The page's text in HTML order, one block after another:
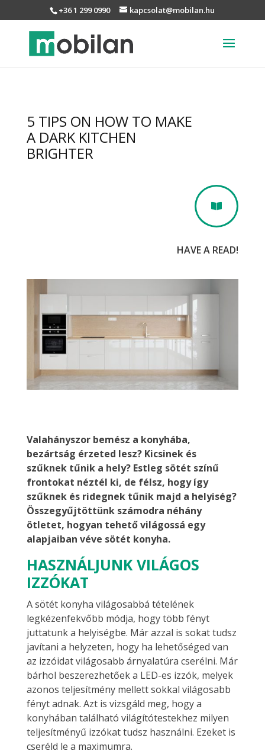
+36 1 299 0990 kapcsolat@mobilan.hu
5 TIPS ON HOW TO MAKE
A DARK KITCHEN
BRIGHTER

HAVE A READ!
Valahányszor bemész a konyhába,
bezártság érzeted lesz? Kicsinek és
szűknek tűnik a hely? Estleg sötét színű
frontokat néztél ki, de félsz, hogy így
szűknek és ridegnek tűnik majd a helyiség?
Összegyűjtöttünk számodra néhány
ötletet, hogyan tehető világossá egy
alapjaiban véve sötét konyha.
HASZNÁLJUNK VILÁGOS
IZZÓKAT
A sötét konyha világosabbá tételének
legkézenfekvőbb módja, hogy több fényt
juttatunk a helyiségbe. Már azzal is sokat tudsz
javítani a helyzeten, hogy ha lehetőséged van
az izzóidat világosabb árnyalatúra cserélni. Már
bárhol beszerezhetőek a LED-es izzók, melyek
azonos teljesítmény mellett sokkal világosabb
fényt adnak. Azt is vizsgáld meg, hogy a
konyhában található világítótestekhez milyen
teljesítményű izzókat tudsz használni. Ezeket is
cseréld le a maximumra.